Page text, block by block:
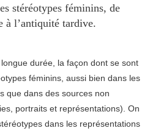
stéréotypes féminins, de
à l’antiquité tardive.
longue durée, la façon dont se sont
féminins, aussi bien dans les
que dans des sources non
portraits et représentations). On
dans les représentations